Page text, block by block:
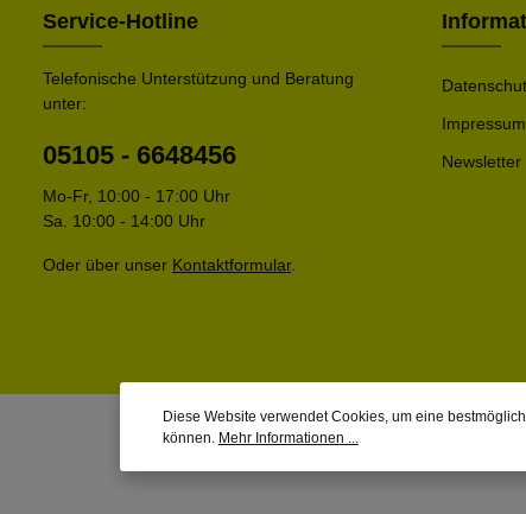
Service-Hotline
Telefonische Unterstützung und Beratung
unter:
05105 - 6648456
Mo-Fr, 10:00 - 17:00 Uhr
Sa. 10:00 - 14:00 Uhr
Oder über unser Kontaktformular.
Impressum
Newsletter
Diese Website verwendet Cookies, um eine
können. Mehr Informationen ...